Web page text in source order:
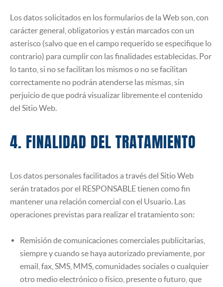
Los datos solicitados en los formularios de la Web son, con
carácter general, obligatorios y están marcados con un
asterisco (salvo que en el campo requerido se especifique lo
contrario) para cumplir con las finalidades establecidas. Por
lo tanto, si no se facilitan los mismos o no se facilitan
correctamente no podrán atenderse las mismas, sin
perjuicio de que podrá visualizar libremente el contenido
del Sitio Web.
4. FINALIDAD DEL TRATAMIENTO
Los datos personales facilitados a través del Sitio Web
serán tratados por el RESPONSABLE tienen como fin
mantener una relación comercial con el Usuario. Las
operaciones previstas para realizar el tratamiento son:
Remisión de comunicaciones comerciales publicitarias,
siempre y cuando se haya autorizado previamente, por
email, fax, SMS, MMS, comunidades sociales o cualquier
otro medio electrónico o físico, presente o futuro, que